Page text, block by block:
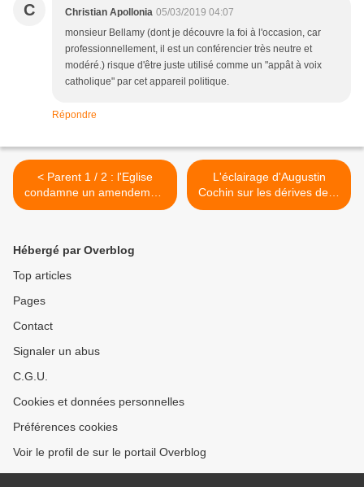
C Christian Apollonia 05/03/2019 04:07
monsieur Bellamy (dont je découvre la foi à l'occasion, car
professionnellement, il est un conférencier très neutre et
modéré.) risque d'être juste utilisé comme un "appât à voix
catholique" par cet appareil politique.
Répondre
< Parent 1 / 2 : l'Eglise
condamne un amendement
ridicule
L'éclairage d'Augustin
Cochin sur les dérives de la
démocratie >
Hébergé par Overblog
Top articles
Pages
Contact
Signaler un abus
C.G.U.
Cookies et données personnelles
Préférences cookies
Voir le profil de sur le portail Overblog